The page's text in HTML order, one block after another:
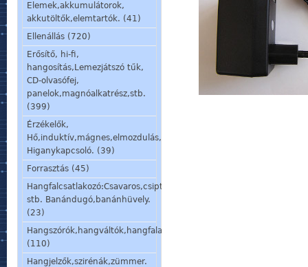
Elemek,akkumulátorok,
akkutöltők,elemtartók. (41)
Ellenállás (720)
Erősítő, hi-fi,
hangosítás,Lemezjátszó tűk,
CD-olvasófej,
panelok,magnóalkatrész,stb.
(399)
Érzékelők,
Hő,induktív,mágnes,elmozdulás,stb.
Higanykapcsoló. (39)
Forrasztás (45)
Hangfalcsatlakozó:Csavaros,csiptetős,speakon,din,
stb. Banándugó,banánhüvely.
(23)
Hangszórók,hangváltók,hangfalalkatrészek,mikrofon,fülhallgató.
(110)
Hangjelzők,szirénák,zümmer.